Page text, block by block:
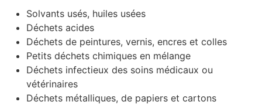
Solvants usés, huiles usées
Déchets acides
Déchets de peintures, vernis, encres et colles
Petits déchets chimiques en mélange
Déchets infectieux des soins médicaux ou
vétérinaires
Déchets métalliques, de papiers et cartons